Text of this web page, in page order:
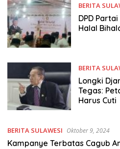
BERITA
DPD
Halal
BERITA
Longki
Tegas:
Harus Cuti
BERITA SULAWESI Oktober 9, 2024
Kampanye Terbatas Cagub